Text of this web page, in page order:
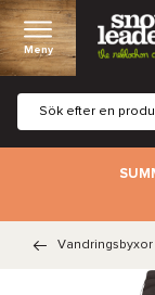
Meny
Vandringsbyxor